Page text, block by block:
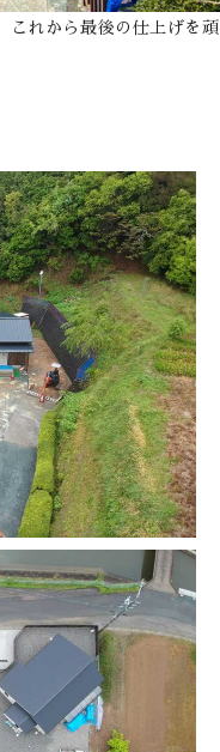
これから最後の仕上げを